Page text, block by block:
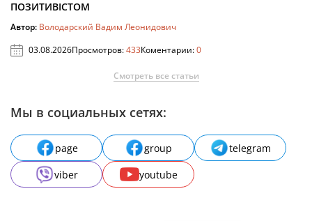
ПОЗИТИВІСТОМ
Автор: Володарский Вадим Леонидович
03.08.2026Просмотров:433Коментарии:0
Смотреть все статьи
Мы в социальных сетях:
page group
telegram
viber
youtube